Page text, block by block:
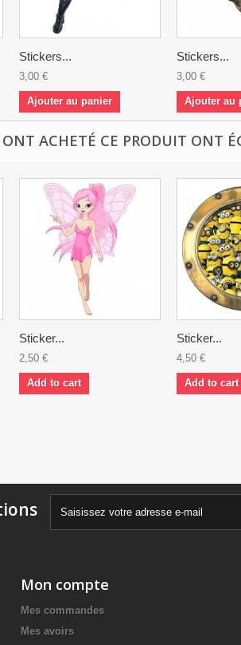
Stickers...
3,00 €
Ajouter au panier
Stickers...
3,00 €
Ajouter au
ACHETÉ CE PRODUIT ONT
Sticker...
2,50 €
Add to cart
Sticker...
4,50 €
Add to cart
Mon compte
Mes commandes
Mes avoirs